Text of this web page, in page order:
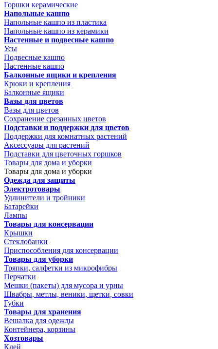
Горшки керамические
Напольные кашпо
Напольные кашпо из пластика
Напольные кашпо из керамики
Настенные и подвесные кашпо
Усы
Подвесные кашпо
Настенные кашпо
Балконные ящики и крепления
Крюки и крепления
Балконные ящики
Вазы для цветов
Вазы для цветов
Сохранение срезанных цветов
Подставки и поддержки для цветов
Поддержки для комнатных растений
Аксессуары для растений
Подставки для цветочных горшков
Товары для дома и уборки
Товары для дома и уборки
Одежда для защиты
Электротовары
Удлинители и тройники
Батарейки
Лампы
Товары для консервации
Крышки
Стеклобанки
Приспособления для консервации
Товары для уборки
Тряпки, салфетки из микрофибры
Перчатки
Мешки (пакеты) для мусора и урны
Швабры, метлы, веники, щетки, совки
Губки
Товары для хранения
Вешалка для одежды
Контейнера, корзины
Хозтовары
Клей